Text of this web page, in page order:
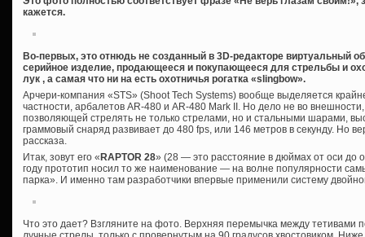
кажется.
Во-первых, это отнюдь не созданный в 3D-редакторе виртуальный
серийное изделие, продающееся и покупающееся для стрельбы и
лук , а самая что ни на есть охотничья рогатка «slingbow».
Арчери-компания «STS» (Shoot Tech Systems) вообще выделяется
частности, арбалетов AR-480 и AR-480 Mark II. Но дело не во
позволяющей стрелять не только стрелами, но и стальными шарами,
граммовый снаряд развивает до 480 fps, или 146 метров в секунду. Но
рассказа.
Итак, зовут его « RAPTOR 28» (28 — это расстояние в дюймах от оси до
году прототип носил то же наименование — на волне популярности
парка». И именно там разработчики впервые применили систему
Что это дает? Взгляните на фото. Верхняя перемычка между тетивами